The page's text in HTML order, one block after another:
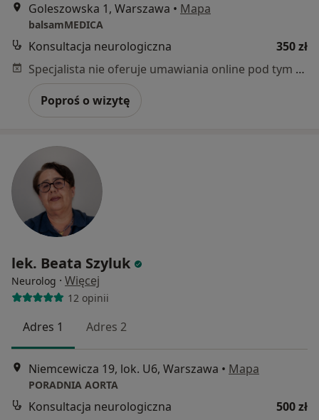
Goleszowska 1, Warszawa • Mapa
balsamMEDICA
Konsultacja neurologiczna
350 zł
Specjalista nie oferuje umawiania online pod tym adresem.
Poproś o wizytę
lek. Beata Szyluk
Neurolog · Więcej
12 opinii
Adres 1 Adres 2
Niemcewicza 19, lok. U6, Warszawa • Mapa
PORADNIA AORTA
Konsultacja neurologiczna
500 zł